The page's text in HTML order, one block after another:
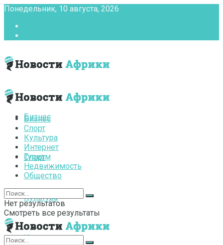
Понедельник, 10 августа, 2026
Бизнес
Спорт
Культура
Интернет
Бизнес
Спорт
Культура
Интернет
Туризм
Недвижимость
Общество
Нет результатов
Смотреть все результаты